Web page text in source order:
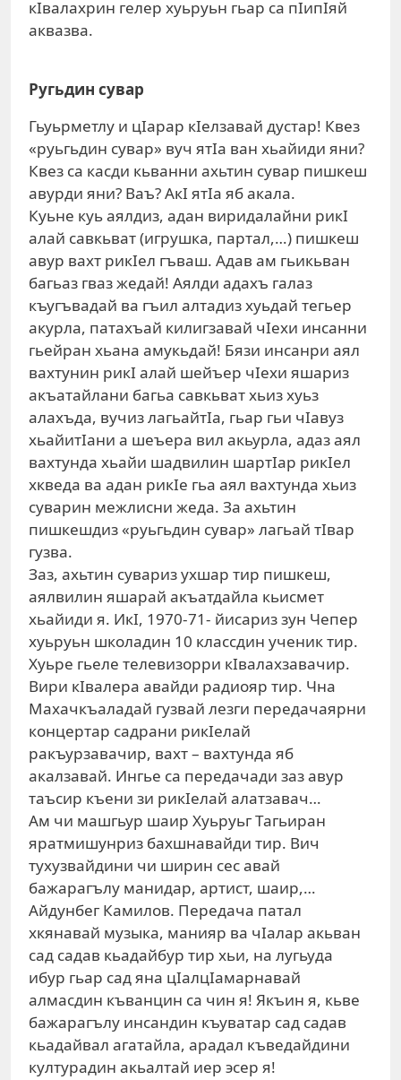
кIвалахрин гелер хуьруьн гьар са пIипIяй
аквазва.
Ругьдин сувар
Гьуьрметлу и цIарар кIелзавай дустар! Квез
«руьгьдин сувар» вуч ятIа ван хьайиди яни?
Квез са касди кьванни ахьтин сувар пишкеш
авурди яни? Ваъ? АкI ятIа яб акала.
Куьне куь аялдиз, адан виридалайни рикI
алай савкьват (игрушка, партал,…) пишкеш
авур вахт рикIел гъваш. Адав ам гьикьван
багьаз гваз жедай! Аялди адахъ галаз
къугъвадай ва гъил алтадиз хуьдай тегьер
акурла, патахъай килигзавай чIехи инсанни
гьейран хьана амукьдай! Бязи инсанри аял
вахтунин рикI алай шейъер чIехи яшариз
акъатайлани багьа савкьват хьиз хуьз
алахъда, вучиз лагьайтIа, гьар гьи чIавуз
хьайитIани а шеъера вил акьурла, адаз аял
вахтунда хьайи шадвилин шартIар рикIел
хкведа ва адан рикIe гьа аял вахтунда хьиз
суварин межлисни жеда. За ахьтин
пишкешдиз «руьгьдин сувар» лагьай тIвар
гузва.
Заз, ахьтин сувариз ухшар тир пишкеш,
аялвилин яшарай акъатдайла кьисмет
хьайиди я. ИкI, 1970-71- йисариз зун Чепер
хуьруьн школадин 10 классдин ученик тир.
Хуьре гьеле телевизорри кIвалахзавачир.
Вири кIвалера авайди радиояр тир. Чна
Махачкъаладай гузвай лезги передачаярни
концертар садрани рикIелай
ракъурзавачир, вахт – вахтунда яб
акалзавай. Ингье са передачади заз авур
таъсир къени зи рикIелай алатзавач…
Ам чи машгьур шаир Хуьруьг Тагьиран
яратмишунриз бахшнавайди тир. Вич
тухузвайдини чи ширин сес авай
бажарагълу манидар, артист, шаир,…
Айдунбег Камилов. Передача патал
хкянавай музыка, манияр ва чIалар акьван
сад садав кьадайбур тир хьи, на лугьуда
ибур гьар сад яна цIалцIамарнавай
алмасдин къванцин са чин я! Якъин я, кьве
бажарагълу инсандин къуватар сад садав
кьадайвал агатайла, арадал къведайдини
културадин акьалтай иер эсер я!